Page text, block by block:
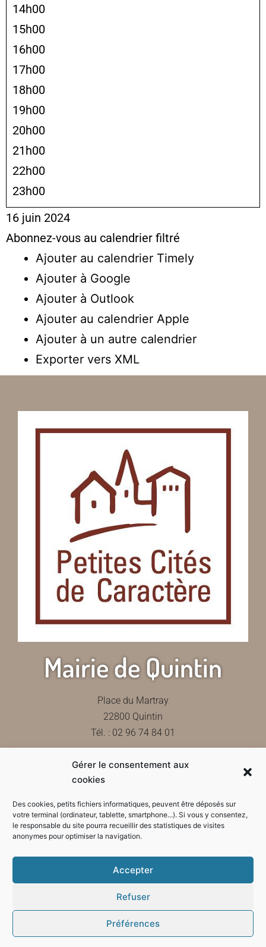
Gérer le consentement aux
cookies
Des cookies, petits fichiers informatiques, peuvent être déposés sur
votre terminal (ordinateur, tablette, smartphone...). Si vous y consentez,
le responsable du site pourra recueillir des statistiques de visites
anonymes pour optimiser la navigation.
Accepter
Refuser
Préférences
14h00
15h00
16h00
17h00
18h00
19h00
20h00
21h00
22h00
23h00
16 juin 2024
Abonnez-vous au calendrier filtré
Ajouter au calendrier Timely
Ajouter à Google
Ajouter à Outlook
Ajouter au calendrier Apple
Ajouter à un autre calendrier
Exporter vers XML
Mairie de Quintin
Place du Martray
22800 Quintin
Tél. : 02 96 74 84 01
Contactez-nous
Horaires d'ouverture de la mairie
Mode sombre :